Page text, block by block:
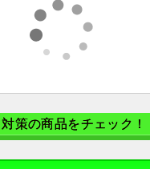
策の商品をチェック！